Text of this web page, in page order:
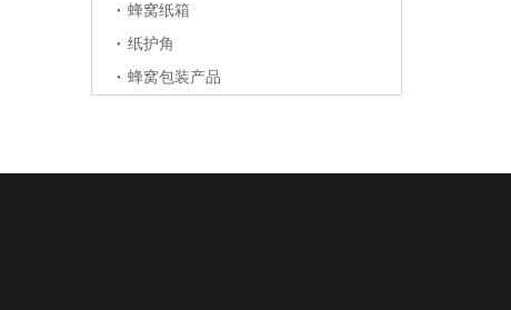
蜂窝纸箱
纸护角
蜂窝包装产品